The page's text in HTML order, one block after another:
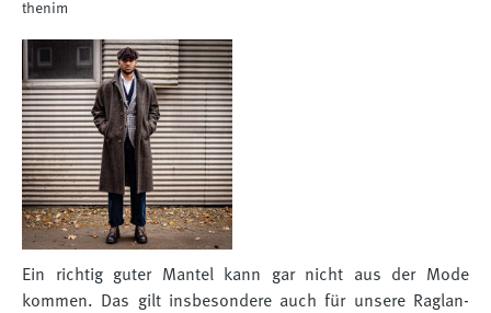
thenim
Ein richtig guter Mantel kann gar nicht aus der Mode
kommen. Das gilt insbesondere auch für unsere Raglan-